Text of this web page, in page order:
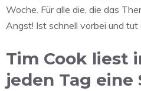
Woche. Für alle die, die das
Angst! Ist schnell vorbei und tut
Tim Cook liest
jeden Tag eine